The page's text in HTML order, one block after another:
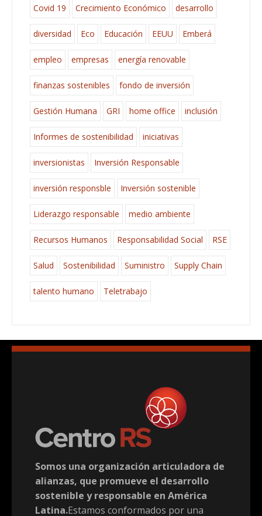
Covid 19 Crecimiento Económico desarrollo
diversidad Eco Educación EEUU Emberá
empleo empresas energía renovable
finanzas sostenibles fondo de inversión
Gestión Humana GRI home office inclusión
Informes de sostenibilidad iniciativas
inversionistas Inversión Responsable
inversión responsble Inversión sostenible
Liderazgo responsable medio ambiente
Recursos Humanos Responsabilidad Social RSE
Salud Sostenibilidad Suministro Supply Chain
talento humano Teletrabajo
Somos una organización articuladora de
alianzas, que promueve el desarrollo
sostenible y responsable en América
Latina.Estamos conformados por una